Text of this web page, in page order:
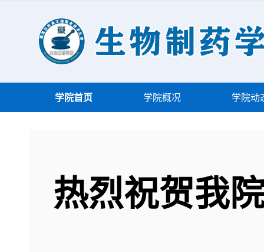
学院首页 学院概况 学院动
热烈祝贺我